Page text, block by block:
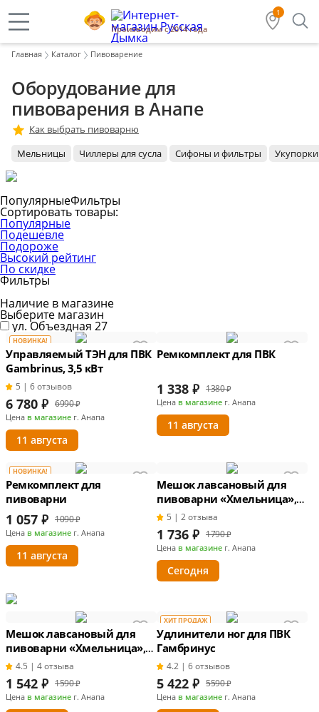
Производим с 2014 года
1
Главная Каталог Пивоварение
Оборудование для
пивоварения в Анапе
Как выбрать пивоварню
Мельницы
Чиллеры для сусла Сифоны и фильтры Укупорки
ПопулярныеФильтры
Сортировать товары:
Популярные
Подешевле
Подороже
Высокий рейтинг
По скидке
Фильтры
Наличие в магазине
Выберите магазин
ул. Объездная 27
НОВИНКА!
Управляемый ТЭН для ПВК
Gambrinus, 3,5 кВт
5 | 6 отзывов
6 780 ₽ 6990 ₽
Цена в магазине г. Анапа
11 августа
Ремкомплект для ПВК
1 338 ₽ 1380 ₽
Цена в магазине г. Анапа
11 августа
НОВИНКА!
Ремкомплект для
пивоварни
1 057 ₽ 1090 ₽
Цена в магазине г. Анапа
11 августа
Мешок лавсановый для
пивоварни «Хмельница»,
50 л5 | 2 отзыва
1 736 ₽ 1790 ₽
Цена в магазине г. Анапа
Сегодня
Мешок лавсановый для
пивоварни «Хмельница»,
37 л4.5 | 4 отзыва
1 542 ₽ 1590 ₽
Цена в магазине г. Анапа
ХИТ ПРОДАЖ
Удлинители ног для ПВК
Гамбринус
4.2 | 6 отзывов
5 422 ₽ 5590 ₽
Цена в магазине г. Анапа